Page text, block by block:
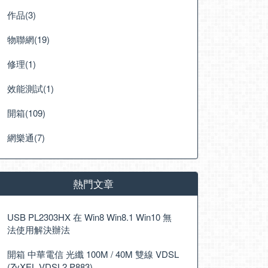
作品(3)
物聯網(19)
修理(1)
效能測試(1)
開箱(109)
網樂通(7)
熱門文章
USB PL2303HX 在 Win8 Win8.1 Win10 無
法使用解決辦法
開箱 中華電信 光纖 100M / 40M 雙線 VDSL